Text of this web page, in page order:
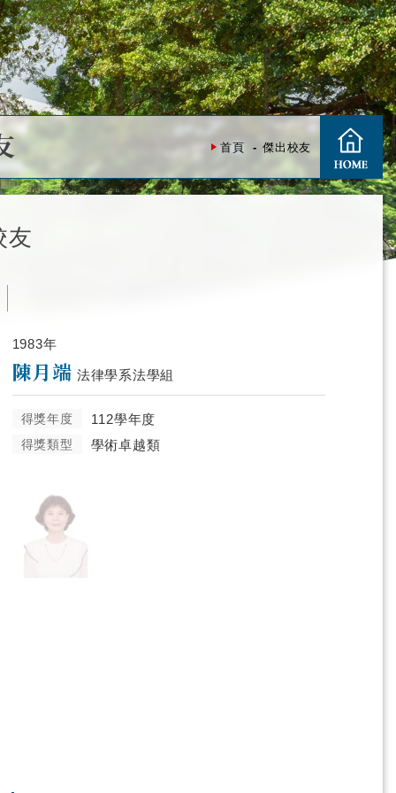
首頁 傑出校友
友
1983年
陳月端 法律學系法學組
得獎年度 112學年度
得獎類型 學術卓越類